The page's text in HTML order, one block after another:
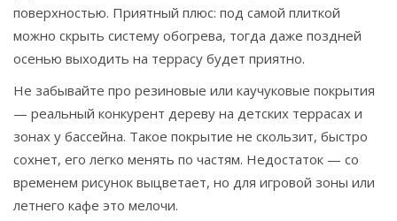
поверхностью. Приятный плюс: под самой плиткой
можно скрыть систему обогрева, тогда даже поздней
осенью выходить на террасу будет приятно.
Не забывайте про резиновые или каучуковые покрытия
— реальный конкурент дереву на детских террасах и
зонах у бассейна. Такое покрытие не скользит, быстро
сохнет, его легко менять по частям. Недостаток — со
временем рисунок выцветает, но для игровой зоны или
летнего кафе это мелочи.